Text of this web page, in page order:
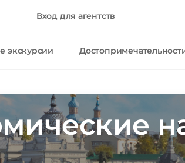
Вход для агентств
экскурсии